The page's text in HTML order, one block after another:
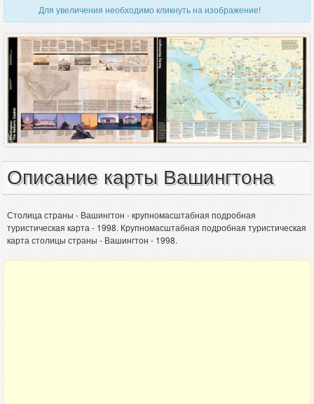
Для увеличения необходимо кликнуть на изображение!
Описание карты Вашингтона
Столица страны - Вашингтон - крупномасштабная подробная
туристическая карта - 1998. Крупномасштабная подробная туристическая
карта столицы страны - Вашингтон - 1998.